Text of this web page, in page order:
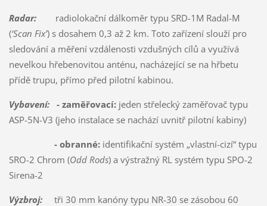
Radar:radiolokační dálkoměr typu SRD-1M Radal-M
(‘Scan Fix’) s dosahem 0,3 až 2 km. Toto zařízení slouží pro
sledování a měření vzdálenosti vzdušných cílů a využívá
nevelkou hřebenovitou anténu, nacházející se na hřbetu
přídě trupu, přímo před pilotní kabinou.
Vybavení: - zaměřovací: jeden střelecký zaměřovač typu
ASP-5N-V3 (jeho instalace se nachází uvnitř pilotní kabiny)
- obranné:identifikační systém „vlastní-cizí“ typu
SRO-2 Chrom (Odd Rods) a výstražný RL systém typu SPO-2
Sirena-2
Výzbroj:tři 30 mm kanóny typu NR-30 se zásobou 60